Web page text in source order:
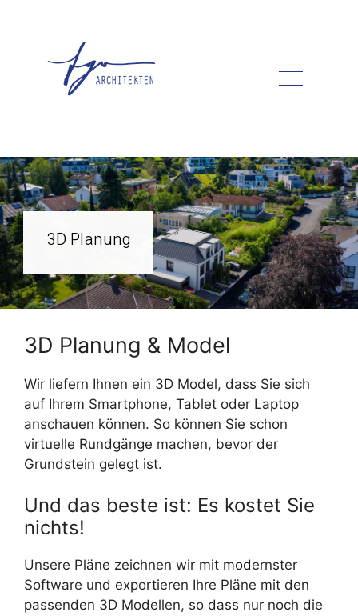
springen
3D Planung
3D Planung & Model
Wir liefern Ihnen ein 3D Model, dass Sie sich
auf Ihrem Smartphone, Tablet oder Laptop
anschauen können. So können Sie schon
virtuelle Rundgänge machen, bevor der
Grundstein gelegt ist.
Und das beste ist: Es kostet Sie
nichts!
Unsere Pläne zeichnen wir mit modernster
Software und exportieren Ihre Pläne mit den
passenden 3D Modellen, so dass nur noch die